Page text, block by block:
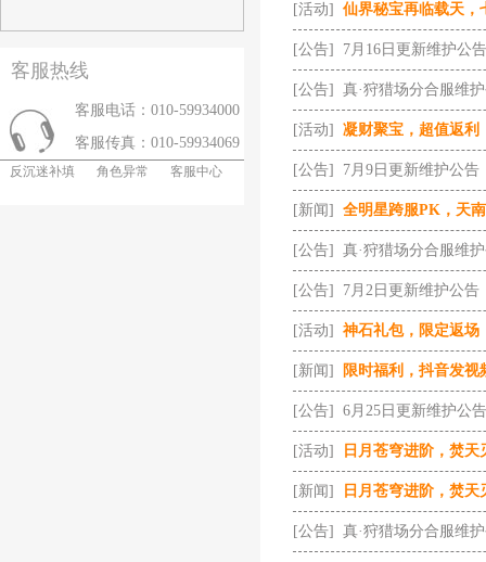
客服热线
客服电话：010-59934000
客服传真：010-59934069
反沉迷补填 角色异常 客服中心
[活动] 仙界秘宝再临载天，
[公告] 7月16日更新维护公告
[公告] 真·狩猎场分合服维
[活动] 凝财聚宝，超值返利
[公告] 7月9日更新维护公告
[新闻] 全明星跨服PK，天
[公告] 真·狩猎场分合服维
[公告] 7月2日更新维护公告
[活动] 神石礼包，限定返场
[新闻] 限时福利，抖音发视
[公告] 6月25日更新维护公告
[活动] 日月苍穹进阶，焚天
[新闻] 日月苍穹进阶，焚天
[公告] 真·狩猎场分合服维